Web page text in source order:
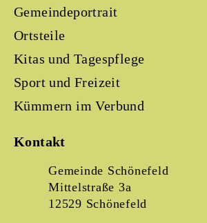
Gemeindeportrait
Ortsteile
Kitas und Tagespflege
Sport und Freizeit
Kümmern im Verbund
Kontakt
Gemeinde Schönefeld
Mittelstraße 3a
12529 Schönefeld